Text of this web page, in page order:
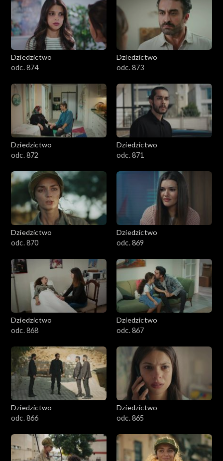
Dziedzictwo
odc. 874
Dziedzictwo
odc. 873
Dziedzictwo
odc. 872
Dziedzictwo
odc. 871
Dziedzictwo
odc. 870
Dziedzictwo
odc. 869
Dziedzictwo
odc. 868
Dziedzictwo
odc. 867
Dziedzictwo
odc. 866
Dziedzictwo
odc. 865